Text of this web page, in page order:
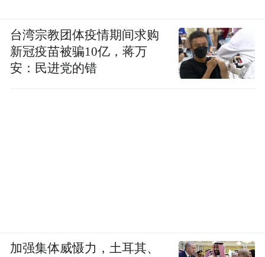
台湾宗教团体疫情期间求购
新冠疫苗被骗10亿，蒋万
安：民进党的错
加强集体威慑力，土耳其、